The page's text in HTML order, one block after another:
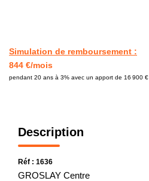
Simulation de remboursement :
844 €/mois
pendant 20 ans à 3% avec un apport de 16 900 €
Description
Réf : 1636
GROSLAY Centre